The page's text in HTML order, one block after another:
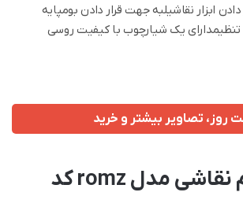
ابزار نقاشیلبه جهت قرار دادن بومپایه
تنظیمدارای یک شیارچوب با کیفیت روسی
روز، تصاویر بیشتر و خرید
سه پایه بوم نقاشی مدل romz کد